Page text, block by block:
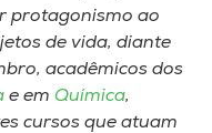
protagonismo ao
de vida, diante
acadêmicos dos
e em Química,
cursos que atuam